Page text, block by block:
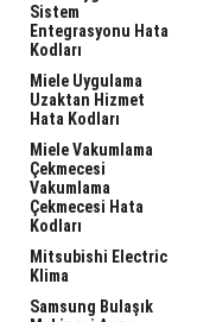
Sistem
Entegrasyonu Hata
Kodları
Miele Uygulama
Uzaktan Hizmet
Hata Kodları
Miele Vakumlama
Çekmecesi
Vakumlama
Çekmecesi Hata
Kodları
Mitsubishi Electric
Klima
Samsung Bulaşık